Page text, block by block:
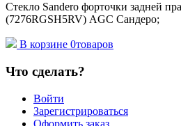
Стекло Sandero форточки задней
(7276RGSH5RV) AGC Сандеро;
В корзине 0товаров
Что сделать?
Войти
Зарегистрироваться
Оформить заказ